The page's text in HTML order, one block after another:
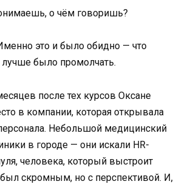
о чём говоришь?
это и было обидно — что
лучше было промолчать.
после тех курсов Оксане
в компании, которая открывала
Небольшой медицинский
в городе — они искали HR-
человека, который выстроит
скромным, но с перспективой. И,